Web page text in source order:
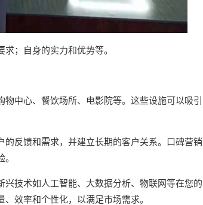
；自身的实力和优势等。
中心、餐饮场所、电影院等。这些设施可以吸引
反馈和需求，并建立长期的客户关系。口碑营销
技术如人工智能、大数据分析、物联网等在您的
效率和个性化，以满足市场需求。